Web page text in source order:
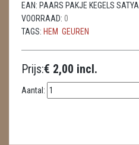
WIEROOK
WIEROOK GREEN TREE
WIEROOK HEM / DARSHAN
WIEROOK KEGELS
EAN: PAARS PAKJE KEGELS SATYA
VOORRAAD: 0
TAGS: HEM GEUREN
Prijs:€ 2,00 incl.
Aantal: